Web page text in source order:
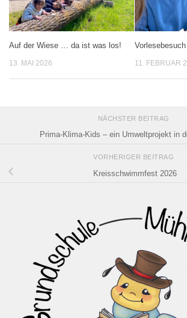
Auf der Wiese … da ist was los!
13. MAI 2026 11. FEBRUAR
NÄCHSTER BEITRAG
Prima-Klima-Kids – ein Umweltprojekt in
VORHERIGER BEITRAG
Kreisschwimmfest 2026